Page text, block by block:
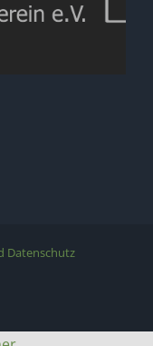
Datenschutz